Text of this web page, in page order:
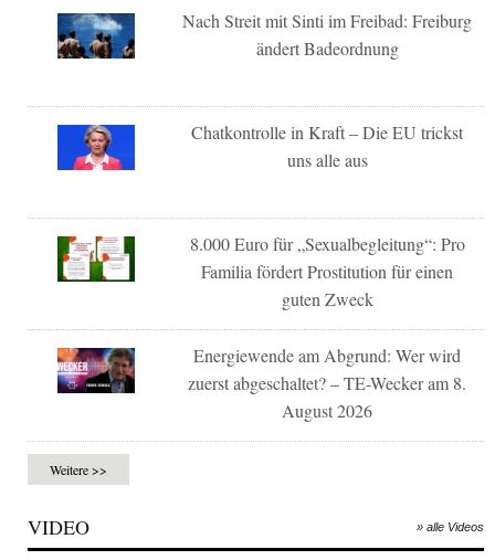
Nach Streit mit Sinti im Freibad: Freiburg
ändert Badeordnung
Chatkontrolle in Kraft – Die EU trickst
uns alle aus
8.000 Euro für „Sexualbegleitung“: Pro
Familia fördert Prostitution für einen
guten Zweck
Energiewende am Abgrund: Wer wird
zuerst abgeschaltet? – TE-Wecker am 8.
August 2026
Weitere >>
VIDEO » alle Videos